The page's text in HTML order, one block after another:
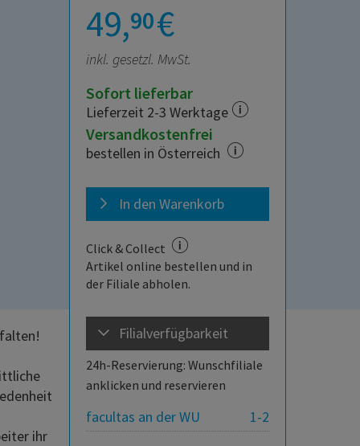
49,90€
inkl. gesetzl. MwSt.
Sofort lieferbar
Lieferzeit 2-3 Werktage
Versandkostenfrei
bestellen in Österreich
In den Warenkorb
Click & Collect
Artikel online bestellen und in
der Filiale abholen.
Filialverfügbarkeit
24h-Reservierung: Wunschfiliale
anklicken und reservieren
1-2
facultas an der WU
ihr